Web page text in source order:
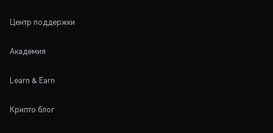
Центр поддержки
Академия
Learn & Earn
Крипто блог